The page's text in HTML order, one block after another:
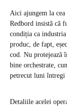
Aici ajungem la cea
Redbord insistă că
condiția ca
produc, de fapt,
cod. Nu protejează
bine orchestrate,
petrecut luni întregi
Detaliile acelei